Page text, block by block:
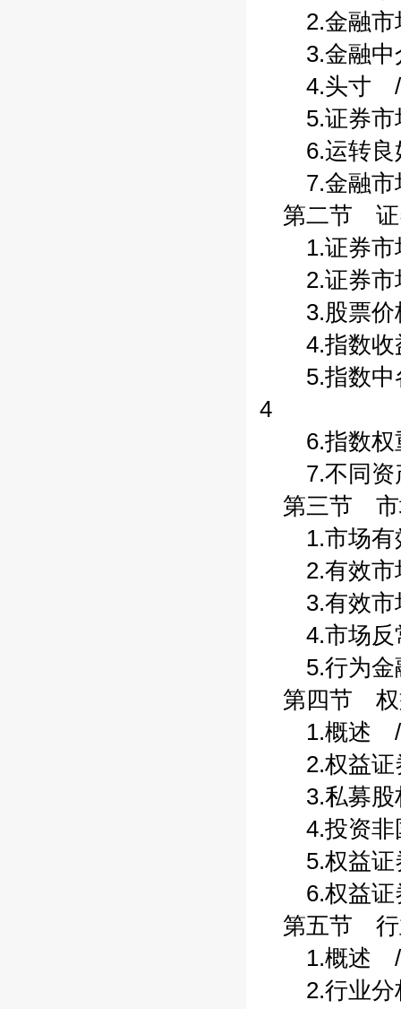
2.金融市
3.金融中
4.头寸 /
5.证券市
6.运转良
7.金融市
第二节 证
1.证券市
2.证券市
3.股票价
4.指数收
5.指数中
4
6.指数权
7.不同资
第三节
1.市场有
2.有效市
3.有效市
4.市场
5.行为
第四节 权
1.概述 /
2.权益证
3.私募股
4.投资非
5.权益证
6.权益证
第五节 行
1.概述 /
2.行业分